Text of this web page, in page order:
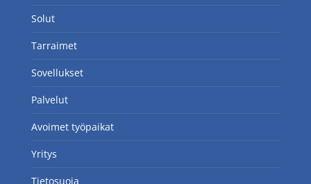
Solut
Tarraimet
Sovellukset
Palvelut
Avoimet työpaikat
Yritys
Tietosuoja